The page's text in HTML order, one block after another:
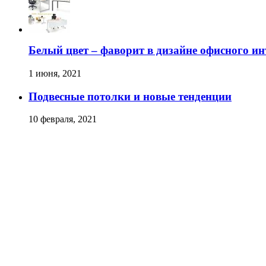
Белый цвет – фаворит в дизайне офисного
1 июня, 2021
Подвесные потолки и новые тенденции
10 февраля, 2021